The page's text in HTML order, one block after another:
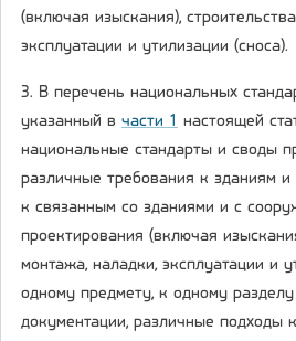
(включая изыскания),
эксплуатации и утилизации (сноса).
3. В перечень национальных
указанный в части 1 настоящей
национальные стандарты и своды
различные требования к зданиям
к связанным со зданиями и с
проектирования (включая
монтажа, наладки, эксплуатации и
одному предмету, к одному
документации, различные подходы